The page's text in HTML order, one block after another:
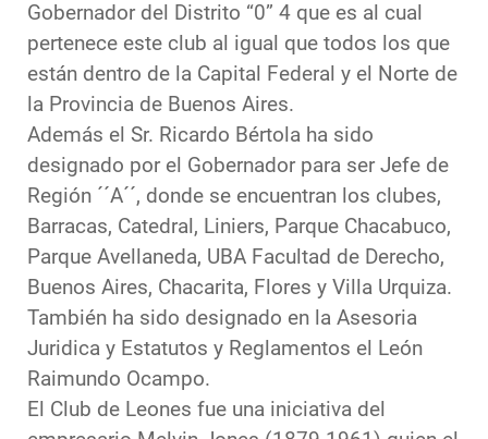
Gobernador del Distrito “0” 4 que es al cual
pertenece este club al igual que todos los que
están dentro de la Capital Federal y el Norte de
la Provincia de Buenos Aires.
Además el Sr. Ricardo Bértola ha sido
designado por el Gobernador para ser Jefe de
Región ´´A´´, donde se encuentran los clubes,
Barracas, Catedral, Liniers, Parque Chacabuco,
Parque Avellaneda, UBA Facultad de Derecho,
Buenos Aires, Chacarita, Flores y Villa Urquiza.
También ha sido designado en la Asesoria
Juridica y Estatutos y Reglamentos el León
Raimundo Ocampo.
El Club de Leones fue una iniciativa del